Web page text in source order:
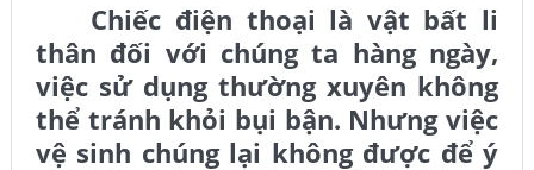
Chiếc điện thoại là vật bất li
thân đối với chúng ta hàng ngày,
việc sử dụng thường xuyên không
thể tránh khỏi bụi bận. Nhưng việc
vệ sinh chúng lại không được để ý